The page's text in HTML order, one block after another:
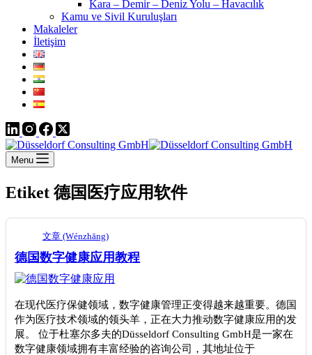
Kara – Demir – Deniz Yolu – Havacılık
Kamu ve Sivil Kuruluşları
Makaleler
İletişim
Menu
Etiket 德国医疗应用软件
文章 (Wénzhāng)
德国数字健康应用教程
在现代医疗保健领域，数字健康管理正变得越来越重要。德国
作为医疗技术领域的领头羊，正在大力推动数字健康应用的发
展。 位于杜塞尔多夫的Düsseldorf Consulting GmbH是一家在
数字健康领域拥有丰富经验的咨询公司，其地址位于